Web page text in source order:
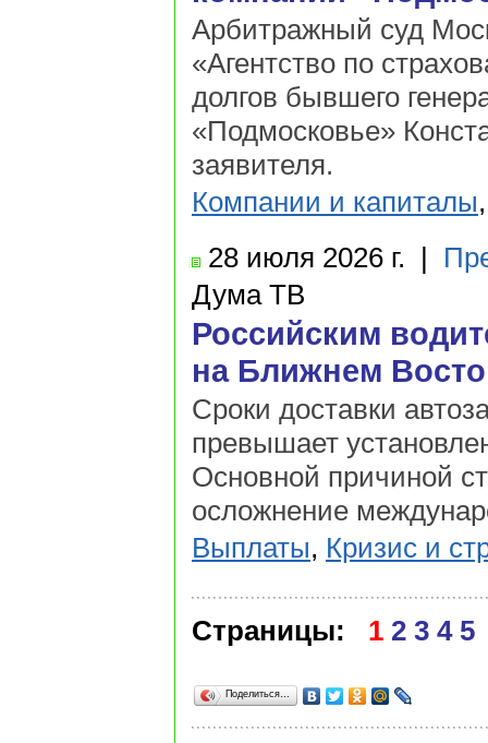
Арбитражный суд
«Агентство по
долгов бывшего
«Подмосковье»
заявителя.
Компании и капиталы
28 июля 2026 г. |
Дума ТВ
Российским
на Ближнем
Сроки доставки
превышает
Основной причиной
осложнение
Выплаты, Кризис и
Страницы: 1 2 3 4 5
Поделиться…